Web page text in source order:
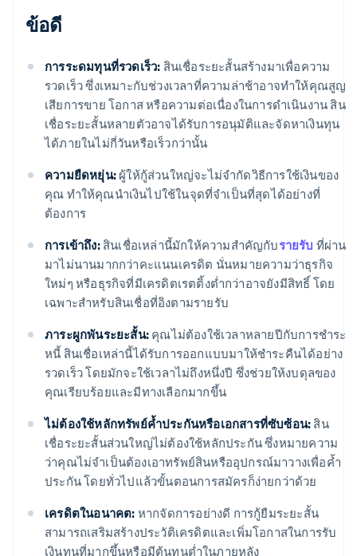
ข้อดี
การระดมทุนที่รวดเร็ว: สินเชื่อระยะสั้นสร้างมาเพื่อความ
รวดเร็ว ซึ่งเหมาะกับช่วงเวลาที่ความล่าช้าอาจทำให้คุณสูญ
เสียการขาย โอกาส หรือความต่อเนื่องในการดำเนินงาน สิน
เชื่อระยะสั้นหลายตัวอาจได้รับการอนุมัติและจัดหาเงินทุน
ได้ภายในไม่กี่วันหรือเร็วกว่านั้น
ความยืดหยุ่น: ผู้ให้กู้ส่วนใหญ่จะไม่จำกัดวิธีการใช้เงินของ
คุณ ทำให้คุณนำเงินไปใช้ในจุดที่จำเป็นที่สุดได้อย่างที่
ต้องการ
การเข้าถึง:สินเชื่อเหล่านี้มักให้ความสำคัญกับรายรับ ที่ผ่าน
มาไม่นานมากกว่าคะแนนเครดิต นั่นหมายความว่าธุรกิจ
ใหม่ๆ หรือธุรกิจที่มีเครดิตเรตติ้งต่ำกว่าอาจยังมีสิทธิ์ โดย
เฉพาะสำหรับสินเชื่อที่อิงตามรายรับ
ภาระผูกพันระยะสั้น: คุณไม่ต้องใช้เวลาหลายปีกับการชำระ
หนี้ สินเชื่อเหล่านี้ได้รับการออกแบบมาให้ชำระคืนได้อย่าง
รวดเร็ว โดยมักจะใช้เวลาไม่ถึงหนึ่งปี ซึ่งช่วยให้งบดุลของ
คุณเรียบร้อยและมีทางเลือกมากขึ้น
ไม่ต้องใช้หลักทรัพย์ค้ำประกันหรือเอกสารที่ซับซ้อน: สิน
เชื่อระยะสั้นส่วนใหญ่ไม่ต้องใช้หลักประกัน ซึ่งหมายความ
ว่าคุณไม่จำเป็นต้องเอาทรัพย์สินหรืออุปกรณ์มาวางเพื่อค้ำ
ประกัน โดยทั่วไปแล้วขั้นตอนการสมัครก็ง่ายกว่าด้วย
เครดิตในอนาคต: หากจัดการอย่างดี การกู้ยืมระยะสั้น
สามารถเสริมสร้างประวัติเครดิตและเพิ่มโอกาสในการรับ
เงินทุนที่มากขึ้นหรือมีต้นทุนต่ำในภายหลัง